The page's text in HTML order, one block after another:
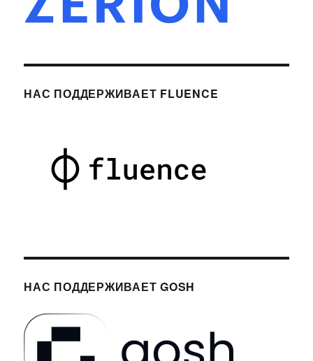
НАС ПОДДЕРЖИВАЕТ FLUENCE
НАС ПОДДЕРЖИВАЕТ GOSH